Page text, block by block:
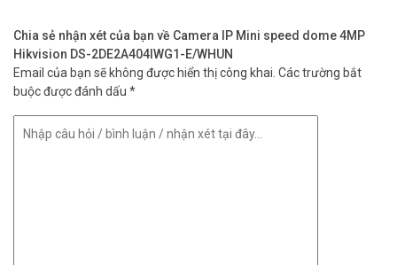
Câu hỏi thường gặp về sản phẩm (FAQ)
Camera DS-2DE2A404IWG1-E/WHUN phù hợp lắp ở đâu?
phủ góc rộng thay được nhiều camera cố định. Nên tư vấn vị trí cụ
Chia sẻ nhận xét của bạn về Camera IP Mini speed dome 4MP
Hikvision DS-2DE2A404IWG1-E/WHUN
Email của bạn sẽ không được hiển thị công khai. Các trường bắt
buộc được đánh dấu *